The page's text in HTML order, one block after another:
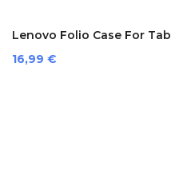
Lenovo Folio Case For Tab
Prezzo
16,99 €